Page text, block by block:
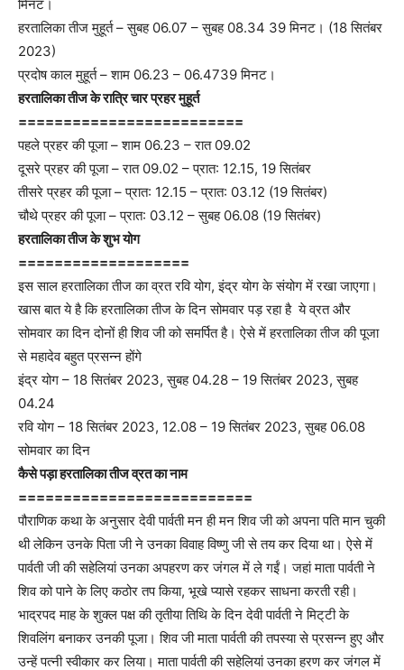
मिनट।
हरतालिका तीज मुहूर्त – सुबह 06.07 – सुबह 08.34 39 मिनट। (18 सितंबर
2023)
प्रदोष काल मुहूर्त – शाम 06.23 – 06.4739 मिनट।
हरतालिका तीज के रात्रि चार प्रहर मुहूर्त
=========================
पहले प्रहर की पूजा – शाम 06.23 – रात 09.02
दूसरे प्रहर की पूजा – रात 09.02 – प्रात: 12.15, 19 सितंबर
तीसरे प्रहर की पूजा – प्रात: 12.15 – प्रात: 03.12 (19 सितंबर)
चौथे प्रहर की पूजा – प्रात: 03.12 – सुबह 06.08 (19 सितंबर)
हरतालिका तीज के शुभ योग
===================
इस साल हरतालिका तीज का व्रत रवि योग, इंद्र योग के संयोग में रखा जाएगा।
खास बात ये है कि हरतालिका तीज के दिन सोमवार पड़ रहा है ये व्रत और
सोमवार का दिन दोनों ही शिव जी को समर्पित है। ऐसे में हरतालिका तीज की पूजा
से महादेव बहुत प्रसन्न होंगे
इंद्र योग – 18 सितंबर 2023, सुबह 04.28 – 19 सितंबर 2023, सुबह
04.24
रवि योग – 18 सितंबर 2023, 12.08 – 19 सितंबर 2023, सुबह 06.08
सोमवार का दिन
कैसे पड़ा हरतालिका तीज व्रत का नाम
==========================
पौराणिक कथा के अनुसार देवी पार्वती मन ही मन शिव जी को अपना पति मान चुकी
थी लेकिन उनके पिता जी ने उनका विवाह विष्णु जी से तय कर दिया था। ऐसे में
पार्वती जी की सहेलियां उनका अपहरण कर जंगल में ले गईं। जहां माता पार्वती ने
शिव को पाने के लिए कठोर तप किया, भूखे प्यासे रहकर साधना करती रही।
भाद्रपद माह के शुक्ल पक्ष की तृतीया तिथि के दिन देवी पार्वती ने मिट्‌टी के
शिवलिंग बनाकर उनकी पूजा। शिव जी माता पार्वती की तपस्या से प्रसन्न हुए और
उन्हें पत्नी स्वीकार कर लिया। माता पार्वती की सहेलियां उनका हरण कर जंगल में